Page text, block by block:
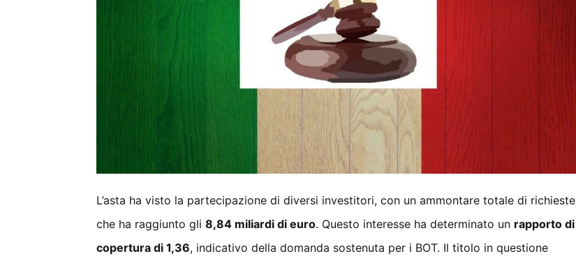
L’asta ha visto la partecipazione di diversi investitori, con un ammontare totale di richieste
che ha raggiunto gli 8,84 miliardi di euro. Questo interesse ha determinato un rapporto di
copertura di 1,36, indicativo della domanda sostenuta per i BOT. Il titolo in questione